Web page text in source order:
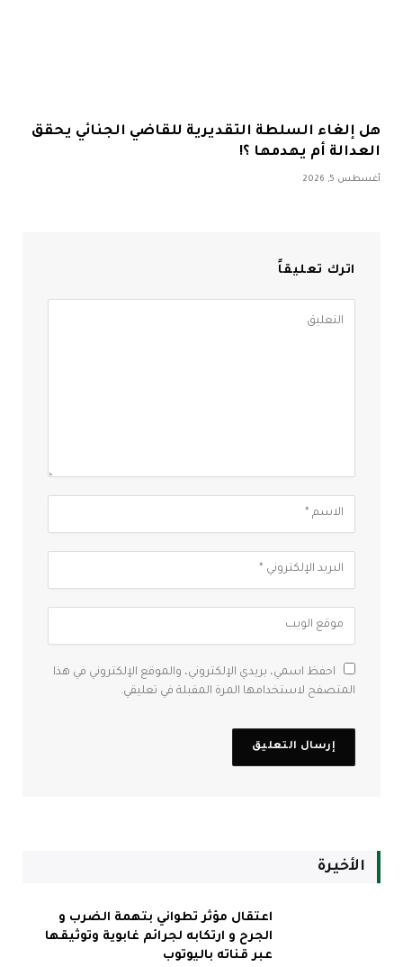
هل إلغاء السلطة التقديرية للقاضي الجنائي يحقق
العدالة أم يهدمها ؟!
أغسطس 5, 2026
اترك تعليقاً
احفظ اسمي، بريدي الإلكتروني، والموقع الإلكتروني في هذا
المتصفح لاستخدامها المرة المقبلة في تعليقي.
الأخيرة
اعتقال مؤثر تطواني بتهمة الضرب و
الجرح و ارتكابه لجرائم غابوية وتوثيقها
عبر قناته باليوتوب